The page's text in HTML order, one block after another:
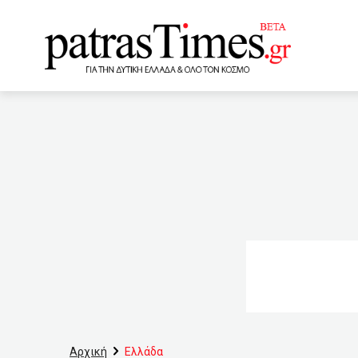
Αρχική Ελλάδα